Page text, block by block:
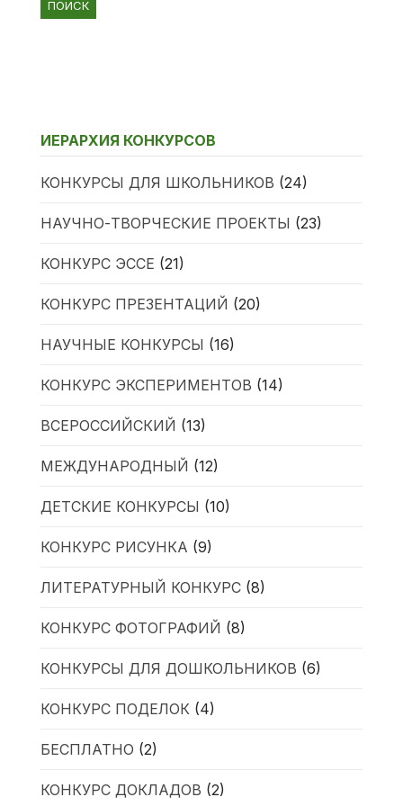
ИЕРАРХИЯ КОНКУРСОВ
КОНКУРСЫ ДЛЯ ШКОЛЬНИКОВ (24)
НАУЧНО-ТВОРЧЕСКИЕ ПРОЕКТЫ (23)
КОНКУРС ЭССЕ (21)
КОНКУРС ПРЕЗЕНТАЦИЙ (20)
НАУЧНЫЕ КОНКУРСЫ (16)
КОНКУРС ЭКСПЕРИМЕНТОВ (14)
ВСЕРОССИЙСКИЙ (13)
МЕЖДУНАРОДНЫЙ (12)
ДЕТСКИЕ КОНКУРСЫ (10)
КОНКУРС РИСУНКА (9)
ЛИТЕРАТУРНЫЙ КОНКУРС(8)
КОНКУРС ФОТОГРАФИЙ (8)
КОНКУРСЫ ДЛЯ ДОШКОЛЬНИКОВ (6)
КОНКУРС ПОДЕЛОК(4)
БЕСПЛАТНО (2)
КОНКУРС ДОКЛАДОВ (2)